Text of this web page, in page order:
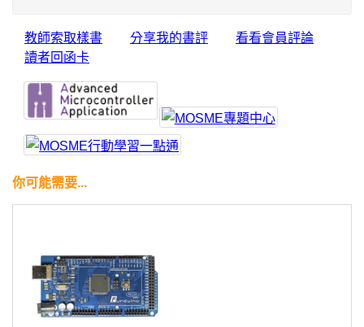
教師索取樣書 分享我的書評
看看會員評論
讀者回函卡
你可能需要...